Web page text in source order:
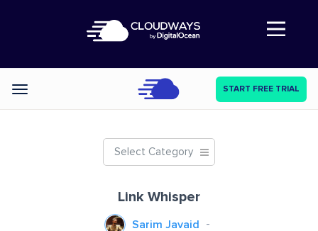
Abre a navegação
Categories START FREE TRIAL
Select Category
Link Whisper
Sarim Javaid